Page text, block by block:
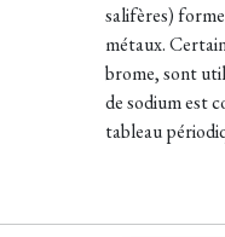
salifères)
métaux.
brome, sont
de sodium est
tableau